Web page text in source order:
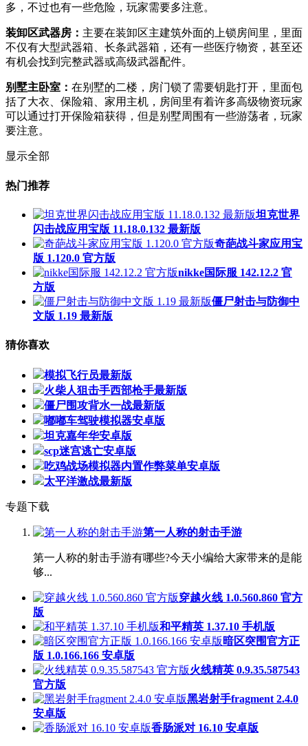
多，不过也有一些危险，玩家需要多注意。
装卸区武器房： 主要在装卸区主建筑外面的上锁房间里，里面
不仅有大型武器箱、长条武器箱，还有一些医疗物资，甚至还
有机会找到完整武器或高级武器配件。
别墅主卧室： 在别墅的二楼，房门锁了需要钥匙打开，里面包
括了大衣、保险箱、家用主机，房间里有着许多高级物资玩家
可以通过打开保险箱获得，但是别墅周围有一些游荡者，玩家
要注意。
显示全部
热门推荐
坦克世界
闪击战应用宝版 11.18.0.132 最新版
奇葩战斗家应用宝
版 1.120.0 官方版
nikke国际服 142.12.2 官
方版
僵尸射击与防御中
文版 1.19 最新版
猜你喜欢
模拟飞行员最新版
火柴人狙击手西部枪手最新版
僵尸围攻背水一战最新版
嘟嘟车驾驶模拟器安卓版
坦克嘉年华安卓版
scp迷宫逃亡安卓版
吃鸡战场模拟器内置作弊菜单安卓版
太平洋激战最新版
专题下载
第一人称的射击手游
第一人称的射击手游有哪些?今天小编给大家带来的是能
够...
穿越火线 1.0.560.860 官方
版
和平精英 1.37.10 手机版
暗区突围官方正
版 1.0.166.166 安卓版
火线精英 0.9.35.587543
官方版
黑岩射手fragment 2.4.0
安卓版
香肠派对 16.10 安卓版